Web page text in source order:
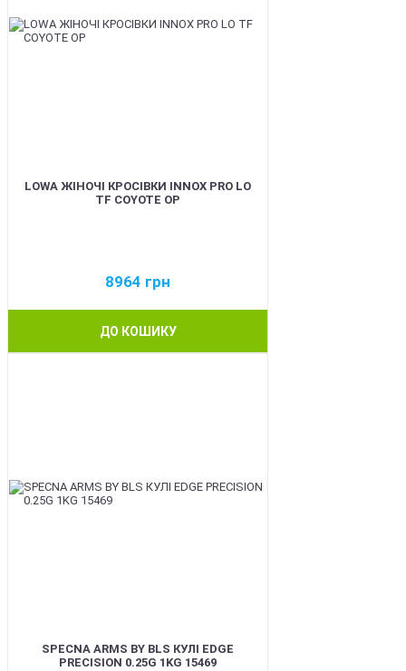
LOWA ЖІНОЧІ КРОСІВКИ INNOX PRO LO
TF COYOTE OP
8964 грн
ДО КОШИКУ
SPECNA ARMS BY BLS КУЛІ EDGE
PRECISION 0.25G 1KG 15469